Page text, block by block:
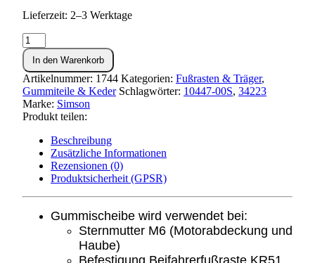
Lieferzeit: 2–3 Werktage
Gummischeibe
f.
Sterngriffmutter
/
Beifahrerfußraste
Menge
In den Warenkorb
Artikelnummer: 1744 Kategorien: Fußrasten & Träger,
Gummiteile & Keder Schlagwörter: 10447-00S, 34223
Marke: Simson
Produkt teilen:
Beschreibung
Zusätzliche Informationen
Rezensionen (0)
Produktsicherheit (GPSR)
Gummischeibe wird verwendet bei:
Sternmutter M6 (Motorabdeckung und
Haube)
Befestigung Beifahrerfußraste KR51